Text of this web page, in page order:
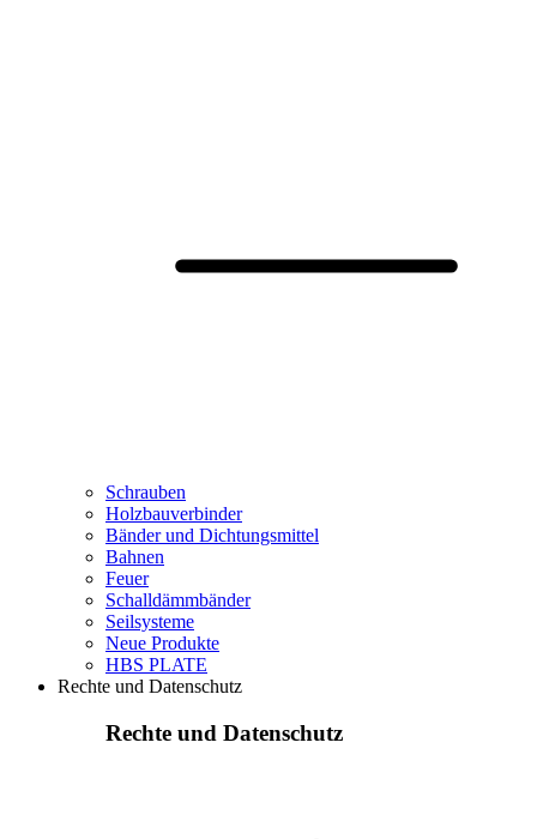
Schrauben
Holzbauverbinder
Bänder und Dichtungsmittel
Bahnen
Feuer
Schalldämmbänder
Seilsysteme
Neue Produkte
HBS PLATE
Rechte und Datenschutz
Rechte und Datenschutz